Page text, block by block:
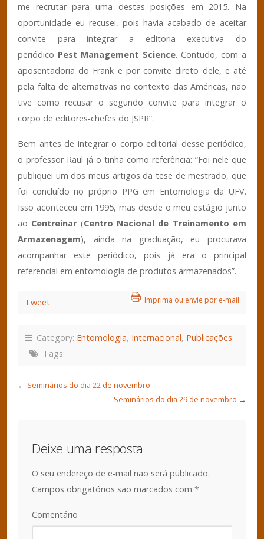
me recrutar para uma destas posições em 2015. Na
oportunidade eu recusei, pois havia acabado de aceitar
convite para integrar a editoria executiva do
periódico Pest Management Science. Contudo, com a
aposentadoria do Frank e por convite direto dele, e até
pela falta de alternativas no contexto das Américas, não
tive como recusar o segundo convite para integrar o
corpo de editores-chefes do JSPR”.
Bem antes de integrar o corpo editorial desse periódico,
o professor Raul já o tinha como referência: “Foi nele que
publiquei um dos meus artigos da tese de mestrado, que
foi concluído no próprio PPG em Entomologia da UFV.
Isso aconteceu em 1995, mas desde o meu estágio junto
ao Centreinar (Centro Nacional de Treinamento em
Armazenagem), ainda na graduação, eu procurava
acompanhar este periódico, pois já era o principal
referencial em entomologia de produtos armazenados”.
Imprima ou envie por e-mail
Tweet
Category: Entomologia, Internacional, Publicações
Tags:
← Seminários do dia 22 de novembro
Seminários do dia 29 de novembro →
Deixe uma resposta
O seu endereço de e-mail não será publicado.
Campos obrigatórios são marcados com *
Comentário